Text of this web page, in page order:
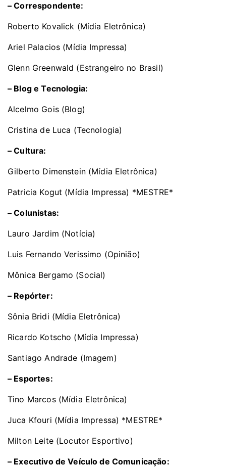
– Correspondente:
Roberto Kovalick (Mídia Eletrônica)
Ariel Palacios (Mídia Impressa)
Glenn Greenwald (Estrangeiro no Brasil)
– Blog e Tecnologia:
Alcelmo Gois (Blog)
Cristina de Luca (Tecnologia)
– Cultura:
Gilberto Dimenstein (Mídia Eletrônica)
Patricia Kogut (Mídia Impressa) *MESTRE*
– Colunistas:
Lauro Jardim (Notícia)
Luis Fernando Verissimo (Opinião)
Mônica Bergamo (Social)
– Repórter:
Sônia Bridi (Mídia Eletrônica)
Ricardo Kotscho (Mídia Impressa)
Santiago Andrade (Imagem)
– Esportes:
Tino Marcos (Mídia Eletrônica)
Juca Kfouri (Mídia Impressa) *MESTRE*
Milton Leite (Locutor Esportivo)
– Executivo de Veículo de Comunicação: